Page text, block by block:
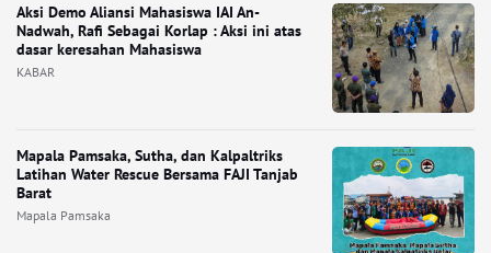
Aksi Demo Aliansi Mahasiswa IAI An-
Nadwah, Rafi Sebagai Korlap : Aksi ini atas
dasar keresahan Mahasiswa
KABAR
Mapala Pamsaka, Sutha, dan Kalpaltriks
Latihan Water Rescue Bersama FAJI Tanjab
Barat
Mapala Pamsaka